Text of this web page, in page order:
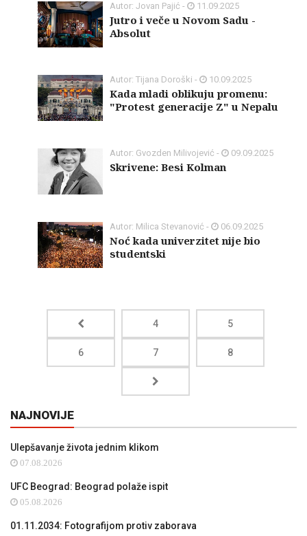
Autor: Jovan Pajić - 11.09.2025
Jutro i veče u Novom Sadu -
Absolut
Autor: Tijana Doroški - 10.09.2025
Kada mladi oblikuju promenu:
"Protest generacije Z" u Nepalu
Autor: Gvozden Milivojević - 09.09.2025
Skrivene: Besi Kolman
Autor: Milica Stevanović - 06.09.2025
Noć kada univerzitet nije bio
studentski
4 5
6 7 8
NAJNOVIJE
Ulepšavanje života jednim klikom
07.08.2026
UFC Beograd: Beograd polaže ispit
05.08.2026
01.11.2034: Fotografijom protiv zaborava